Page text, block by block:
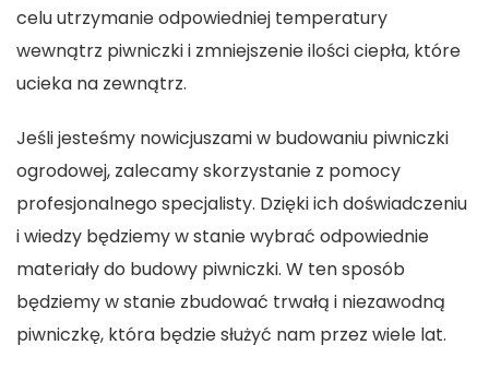
celu utrzymanie odpowiedniej temperatury
wewnątrz piwniczki i zmniejszenie ilości ciepła, które
ucieka na zewnątrz.
Jeśli jesteśmy nowicjuszami w budowaniu piwniczki
ogrodowej, zalecamy skorzystanie z pomocy
profesjonalnego specjalisty. Dzięki ich doświadczeniu
i wiedzy będziemy w stanie wybrać odpowiednie
materiały do budowy piwniczki. W ten sposób
będziemy w stanie zbudować trwałą i niezawodną
piwniczkę, która będzie służyć nam przez wiele lat.